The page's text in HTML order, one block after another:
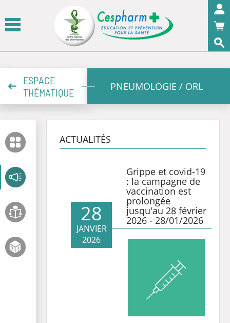
OK
ESPACE
THÉMATIQUE
PNEUMOLOGIE / ORL
ACTUALITÉS
Grippe et covid-19
: la campagne de
vaccination est
prolongée
jusqu'au 28 février
2026 - 28/01/2026
28
JANVIER
2026